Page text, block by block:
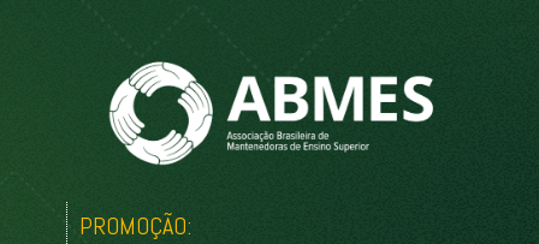
PROMOÇÃO: